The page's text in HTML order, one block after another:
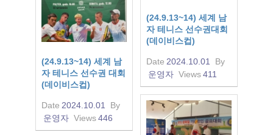
(24.9.13~14) 세계 남
자 테니스 선수권대회
(데이비스컵)
Date 2024.10.01
By
운영자 Views411
(24.9.13~14) 세계 남
자 테니스 선수권 대회
(데이비스컵)
Date 2024.10.01
By
운영자 Views446